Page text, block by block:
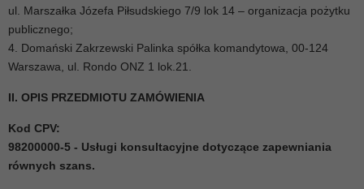
ul. Marszałka Józefa Piłsudskiego 7/9 lok 14 – organizacja pożytku
publicznego;
4. Domański Zakrzewski Palinka spółka komandytowa, 00-124
Warszawa, ul. Rondo ONZ 1 lok.21.
II. OPIS PRZEDMIOTU ZAMÓWIENIA
Kod CPV:
98200000-5 - Usługi konsultacyjne dotyczące zapewniania
równych szans.